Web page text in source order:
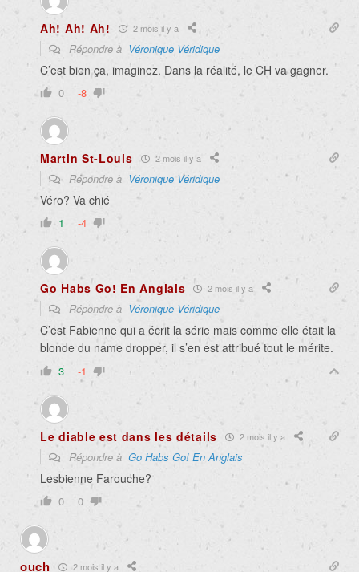
Ah! Ah! Ah! 2 mois il y a
Répondre à Véronique Véridique
C’est bien ça, imaginez. Dans la réalité, le CH va gagner.
0 -8
Martin St-Louis 2 mois il y a
Répondre à Véronique Véridique
Véro? Va chié
1 -4
Go Habs Go! En Anglais 2 mois il y a
Répondre à Véronique Véridique
C’est Fabienne qui a écrit la série mais comme elle était la
blonde du name dropper, il s’en est attribué tout le mérite.
3 -1
Le diable est dans les détails 2 mois il y a
Répondre à Go Habs Go! En Anglais
Lesbienne Farouche?
0 0
ouch 2 mois il y a